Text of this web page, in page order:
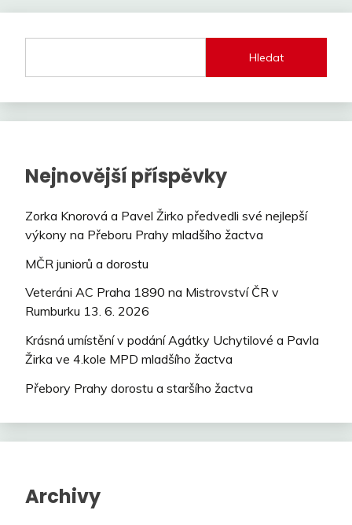
Hledat
Nejnovější příspěvky
Zorka Knorová a Pavel Žirko předvedli své nejlepší
výkony na Přeboru Prahy mladšího žactva
MČR juniorů a dorostu
Veteráni AC Praha 1890 na Mistrovství ČR v
Rumburku 13. 6. 2026
Krásná umístění v podání Agátky Uchytilové a Pavla
Žirka ve 4.kole MPD mladšího žactva
Přebory Prahy dorostu a staršího žactva
Archivy